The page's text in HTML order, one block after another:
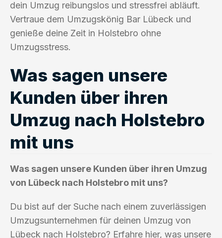
dein Umzug reibungslos und stressfrei abläuft.
Vertraue dem Umzugskönig Bar Lübeck und
genieße deine Zeit in Holstebro ohne
Umzugsstress.
Was sagen unsere
Kunden über ihren
Umzug nach Holstebro
mit uns
Was sagen unsere Kunden über ihren Umzug
von Lübeck nach Holstebro mit uns?
Du bist auf der Suche nach einem zuverlässigen
Umzugsunternehmen für deinen Umzug von
Lübeck nach Holstebro? Erfahre hier, was unsere